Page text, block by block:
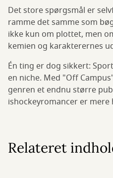
Det store spørgsmål er
ramme det samme som
ikke kun om plottet, men
kemien og karakterernes
Én ting er dog sikkert:
en niche. Med "Off
genren et endnu større
ishockeyromancer er
Relateret